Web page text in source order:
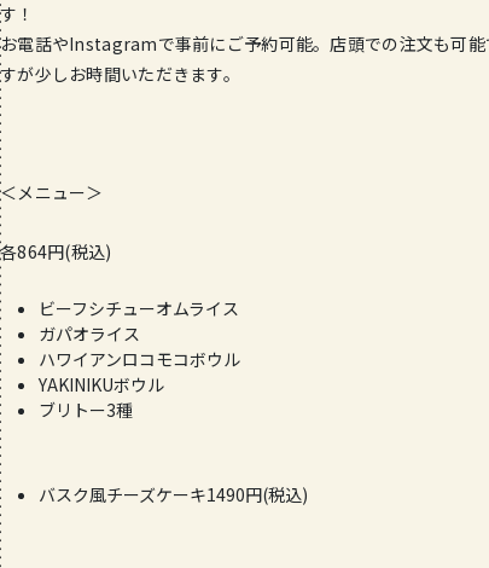
す！
お電話やInstagramで事前にご予約可能。店頭での注文も可能
すが少しお時間いただきます。
＜メニュー＞
各864円(税込)
ビーフシチューオムライス
ガパオライス
ハワイアンロコモコボウル
YAKINIKUボウル
ブリトー3種
バスク風チーズケーキ1490円(税込)